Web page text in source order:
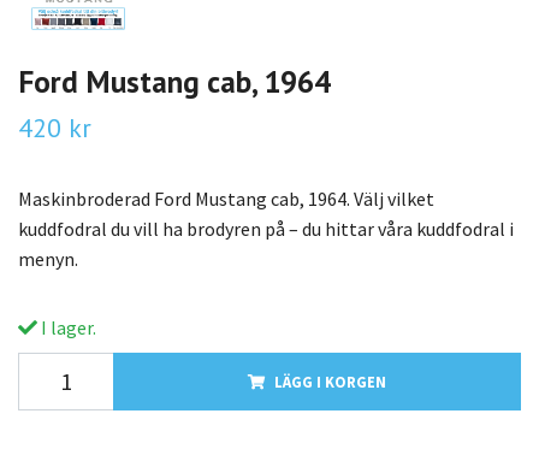
Ford Mustang cab, 1964
420 kr
Maskinbroderad Ford Mustang cab, 1964. Välj vilket
kuddfodral du vill ha brodyren på – du hittar våra kuddfodral i
menyn.
I lager.
LÄGG I KORGEN